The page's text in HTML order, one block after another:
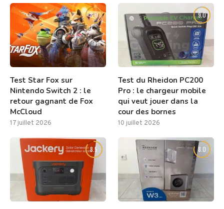
8.0
Test Star Fox sur
Nintendo Switch 2 : le
retour gagnant de Fox
McCloud
17 juillet 2026
9.0
Test du Rheidon PC200
Pro : le chargeur mobile
qui veut jouer dans la
cour des bornes
10 juillet 2026
8.5 8.0